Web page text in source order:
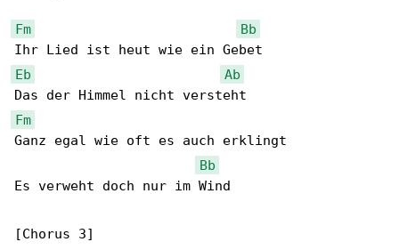
Fm
Bb
Eb
Ab
Fm
Ganz egal wie oft es auch erklingt
Bb
Es verweht doch nur im Wind
[Chorus 3]